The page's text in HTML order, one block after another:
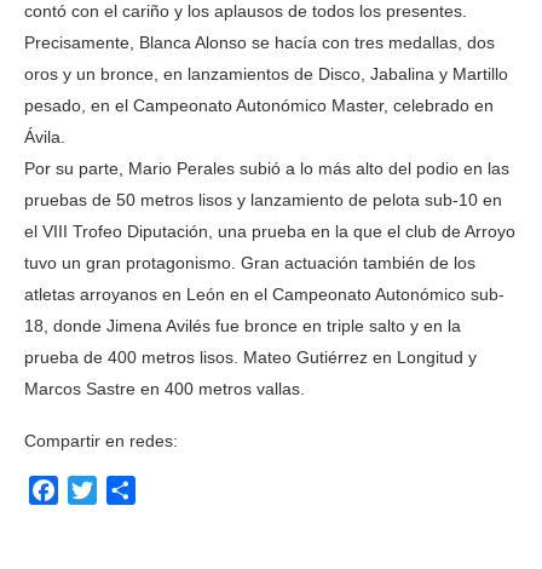
contó con el cariño y los aplausos de todos los presentes.
Precisamente, Blanca Alonso se hacía con tres medallas, dos
oros y un bronce, en lanzamientos de Disco, Jabalina y Martillo
pesado, en el Campeonato Autonómico Master, celebrado en
Ávila.
Por su parte, Mario Perales subió a lo más alto del podio en las
pruebas de 50 metros lisos y lanzamiento de pelota sub-10 en
el VIII Trofeo Diputación, una prueba en la que el club de Arroyo
tuvo un gran protagonismo. Gran actuación también de los
atletas arroyanos en León en el Campeonato Autonómico sub-
18, donde Jimena Avilés fue bronce en triple salto y en la
prueba de 400 metros lisos. Mateo Gutiérrez en Longitud y
Marcos Sastre en 400 metros vallas.
Compartir en redes:
Facebook
Twitter